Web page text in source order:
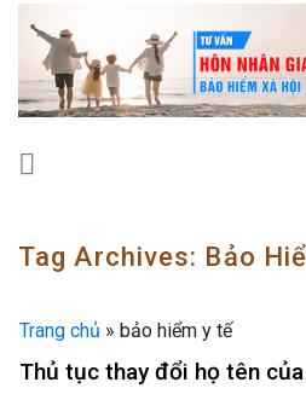
content
Tag Archives: Bảo
Trang chủ » bảo hiểm y tế
Thủ tục thay đổi họ tên